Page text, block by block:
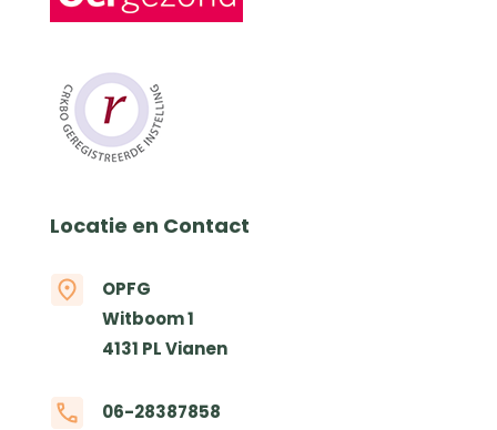
Locatie en Contact
OPFG
Witboom 1
4131 PL Vianen
06-28387858